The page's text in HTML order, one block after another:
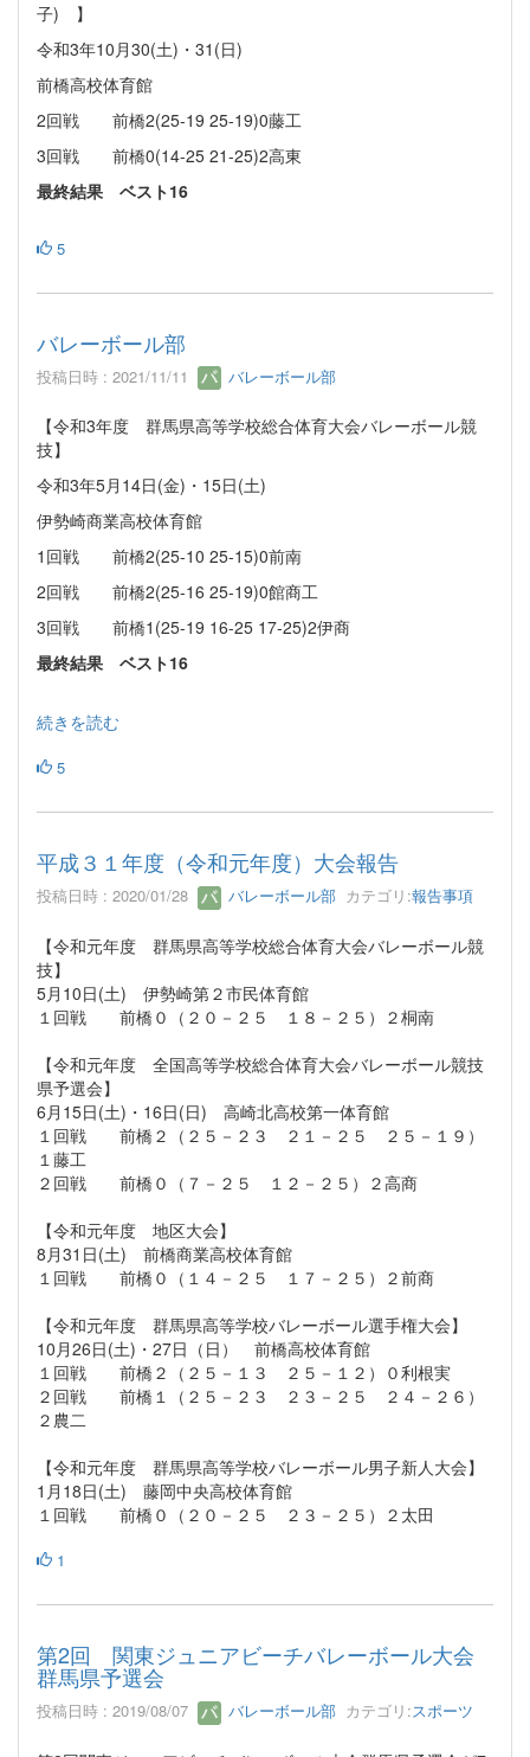
子) 】
令和3年10月30(土)・31(日)
前橋高校体育館
2回戦 前橋2(25-19 25-19)0藤工
3回戦 前橋0(14-25 21-25)2高東
最終結果 ベスト16
5
バレーボール部
投稿日時 : 2021/11/11 バレーボール部
【令和3年度 群馬県高等学校総合体育大会バレーボール競
技】
令和3年5月14日(金)・15日(土)
伊勢崎商業高校体育館
1回戦 前橋2(25-10 25-15)0前南
2回戦 前橋2(25-16 25-19)0館商工
3回戦 前橋1(25-19 16-25 17-25)2伊商
最終結果 ベスト16
続きを読む
5
平成３１年度（令和元年度）大会報告
投稿日時 : 2020/01/28 バレーボール部 カテゴリ:報告事項
【令和元年度 群馬県高等学校総合体育大会バレーボール競
技】
5月10日(土) 伊勢崎第２市民体育館
１回戦 前橋０（２０－２５ １８－２５）２桐南
【令和元年度 全国高等学校総合体育大会バレーボール競技
県予選会】
6月15日(土)・16日(日) 高崎北高校第一体育館
１回戦 前橋２（２５－２３ ２１－２５ ２５－１９）
１藤工
２回戦 前橋０（７－２５ １２－２５）２高商
【令和元年度 地区大会】
8月31日(土) 前橋商業高校体育館
１回戦 前橋０（１４－２５ １７－２５）２前商
【令和元年度 群馬県高等学校バレーボール選手権大会】
10月26日(土)・27日（日） 前橋高校体育館
１回戦 前橋２（２５－１３ ２５－１２）０利根実
２回戦 前橋１（２５－２３ ２３－２５ ２４－２６）
２農二
【令和元年度 群馬県高等学校バレーボール男子新人大会】
1月18日(土) 藤岡中央高校体育館
１回戦 前橋０（２０－２５ ２３－２５）２太田
1
第2回 関東ジュニアビーチバレーボール大会
群馬県予選会
投稿日時 : 2019/08/07 バレーボール部 カテゴリ:スポーツ